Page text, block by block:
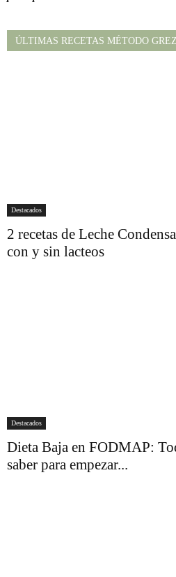
ÚLTIMAS RECETAS MÉTODO GREZ
Destacados
2 recetas de Leche
con y sin lacteos
Destacados
Dieta Baja en FODMAP:
saber para empezar...